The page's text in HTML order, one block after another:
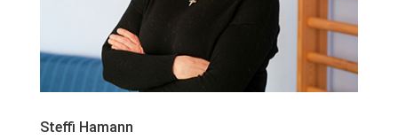
Steffi Hamann